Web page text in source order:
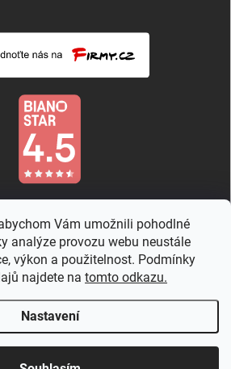
Vám umožnili pohodlné
analýze provozu webu neustále
výkon a použitelnost. Podmínky
najdete na tomto odkazu.
Nastavení
. Všechna práva vyhrazena.Upravit nastavení
cookies